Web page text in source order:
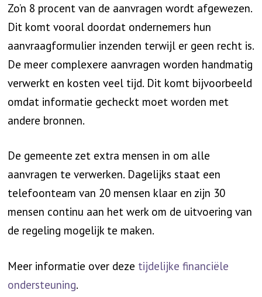
Zo’n 8 procent van de aanvragen wordt afgewezen.
Dit komt vooral doordat ondernemers hun
aanvraagformulier inzenden terwijl er geen recht is.
De meer complexere aanvragen worden handmatig
verwerkt en kosten veel tijd. Dit komt bijvoorbeeld
omdat informatie gecheckt moet worden met
andere bronnen.
De gemeente zet extra mensen in om alle
aanvragen te verwerken. Dagelijks staat een
telefoonteam van 20 mensen klaar en zijn 30
mensen continu aan het werk om de uitvoering van
de regeling mogelijk te maken.
Meer informatie over deze tijdelijke financiële
ondersteuning.